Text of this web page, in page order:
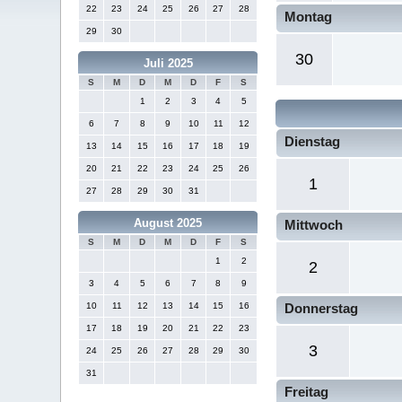
22 23 24 25 26 27 28
29 30
Juli 2025
S M D M D F
S
1
2 3 4 5
6 7 8 9 10 11 12
13 14 15 16 17 18 19
20 21 22 23 24 25 26
27 28 29 30 31
August 2025
S M D M D F
S
1
2
3 4 5 6 7 8 9
10 11 12 13 14 15 16
17 18 19 20 21 22 23
24 25 26 27 28 29 30
31
Montag
30
Dienstag
1
Mittwoch
2
Donnerstag
3
Freitag